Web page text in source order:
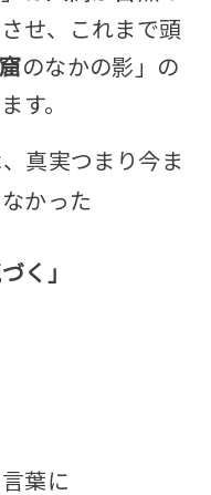
せ、これまで頭
のなかの影」の
す。
真実つまり今ま
かった
く」
葉に